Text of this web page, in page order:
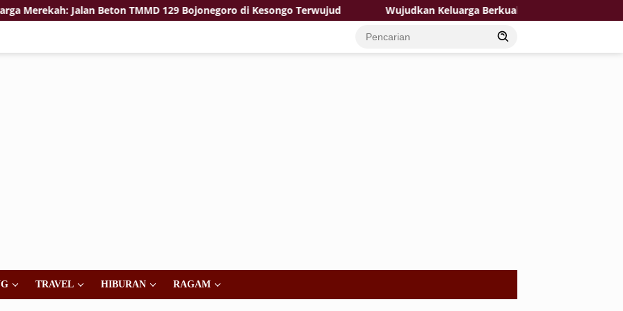
Jalan Beton TMMD 129 Bojonegoro di Kesongo Terwujud Wujudkan Keluarga Berkualitas: TMMD 129 Bojonegoro
TRAVEL HIBURAN RAGAM